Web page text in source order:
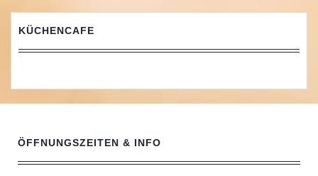
KÜCHENCAFE
ÖFFNUNGSZEITEN & INFO